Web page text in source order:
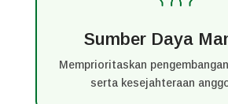
Sumber Daya
Memprioritaskan
serta kesejahteraan